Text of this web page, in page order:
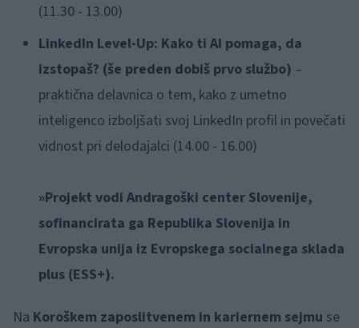
(11.30 - 13.00)
LinkedIn Level-Up: Kako ti AI pomaga, da
izstopaš? (še preden dobiš prvo službo) –
praktična delavnica o tem, kako z umetno
inteligenco izboljšati svoj LinkedIn profil in povečati
vidnost pri delodajalci (14.00 - 16.00)
»Projekt vodi Andragoški center Slovenije,
sofinancirata ga Republika Slovenija in
Evropska unija iz Evropskega socialnega sklada
plus (ESS+).
Na Koroškem zaposlitvenem in kariernem sejmu se